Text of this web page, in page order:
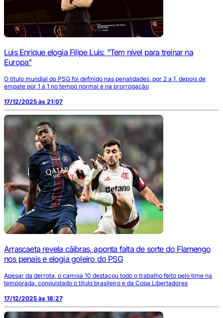
Luis Enrique elogia Filipe Luís: "Tem nível para treinar na
Europa"
O título mundial do PSG foi definido nas penalidades, por 2 a 1, depois de
empate por 1 a 1 no tempo normal e na prorrogação
17/12/2025 às 21:07
Arrascaeta revela cãibras, aponta falta de sorte do Flamengo
nos penais e elogia goleiro do PSG
Apesar da derrota, o camisa 10 destacou todo o trabalho feito pelo time na
temporada, conquistado o título brasileiro e da Copa Libertadores
17/12/2025 às 18:27